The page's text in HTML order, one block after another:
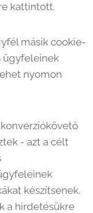
kattintott.
másik cookie-
ügyfeleinek
nyomon
- azt a célt
készítsenek.
a hirdetésükre